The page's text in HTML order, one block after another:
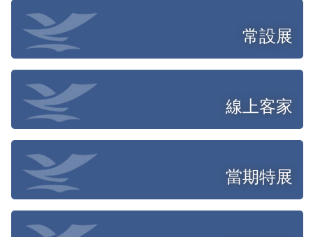
常設展
線上客家
當期特展